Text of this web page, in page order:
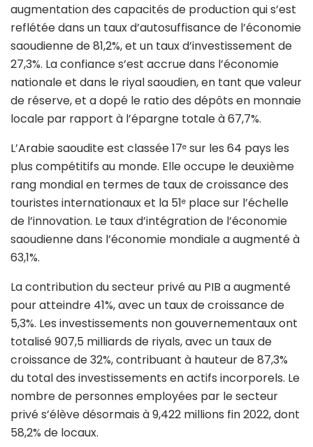
augmentation des capacités de production qui s’est
reflétée dans un taux d’autosuffisance de l’économie
saoudienne de 81,2%, et un taux d’investissement de
27,3%. La confiance s’est accrue dans l’économie
nationale et dans le riyal saoudien, en tant que valeur
de réserve, et a dopé le ratio des dépôts en monnaie
locale par rapport à l’épargne totale à 67,7%.
L’Arabie saoudite est classée 17e sur les 64 pays les
plus compétitifs au monde. Elle occupe le deuxième
rang mondial en termes de taux de croissance des
touristes internationaux et la 51e place sur l’échelle
de l’innovation. Le taux d’intégration de l’économie
saoudienne dans l’économie mondiale a augmenté à
63,1%.
La contribution du secteur privé au PIB a augmenté
pour atteindre 41%, avec un taux de croissance de
5,3%. Les investissements non gouvernementaux ont
totalisé 907,5 milliards de riyals, avec un taux de
croissance de 32%, contribuant à hauteur de 87,3%
du total des investissements en actifs incorporels. Le
nombre de personnes employées par le secteur
privé s’élève désormais à 9,422 millions fin 2022, dont
58,2% de locaux.